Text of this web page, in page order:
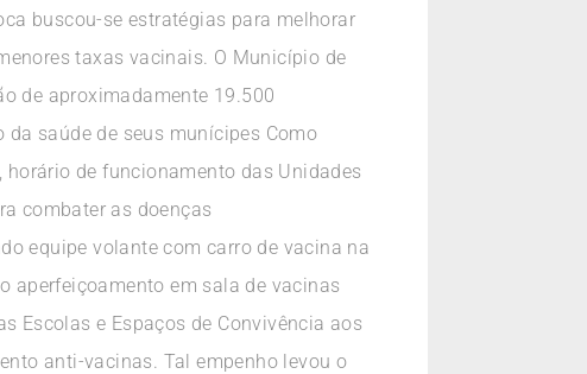
buscou-se estratégias para melhorar
taxas vacinais. O Município de
de aproximadamente 19.500
saúde de seus munícipes Como
de funcionamento das Unidades
combater as doenças
equipe volante com carro de vacina na
aperfeiçoamento em sala de vacinas
Escolas e Espaços de Convivência aos
anti-vacinas. Tal empenho levou o